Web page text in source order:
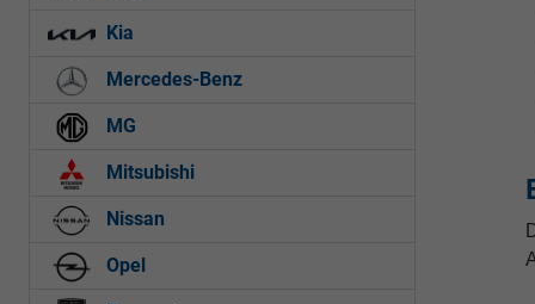
Kia
Mercedes-Benz
MG
Mitsubishi
Nissan
Opel